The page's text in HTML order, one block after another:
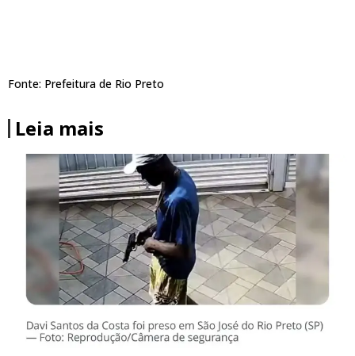
Fonte: Prefeitura de Rio Preto
Leia mais